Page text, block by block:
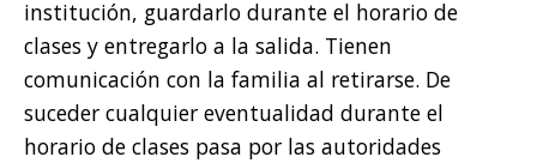
institución, guardarlo durante el horario de
clases y entregarlo a la salida. Tienen
comunicación con la familia al retirarse. De
suceder cualquier eventualidad durante el
horario de clases pasa por las autoridades